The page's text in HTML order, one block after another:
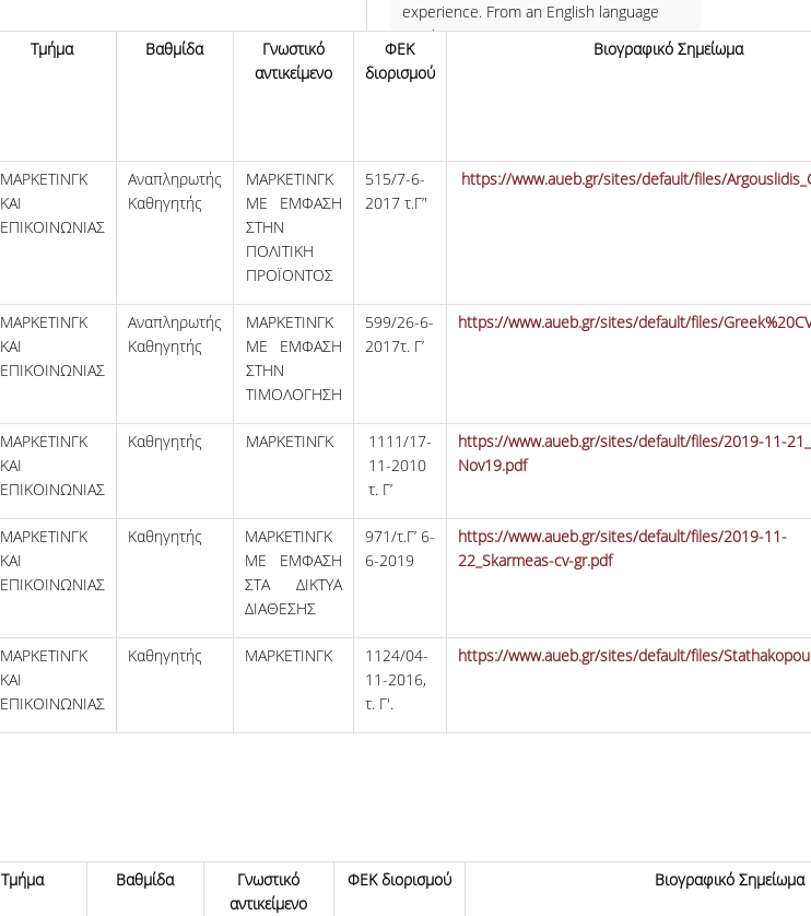
Τμήμα Βαθμίδα
Γνωστικό
αντικείμενο
ΦΕΚ
διορισμού
Βιογραφικό Σημείωμα
ΜΑΡΚΕΤΙΝΓΚ
ΚΑΙ
ΕΠΙΚΟΙΝΩΝΙΑΣ
Αναπληρωτής
Καθηγητής
ΜΑΡΚΕΤΙΝΓΚ
ΜΕ ΕΜΦΑΣΗ
ΣΤΗΝ
ΠΟΛΙΤΙΚΗ
ΠΡΟΪΟΝΤΟΣ
515/7-6-
2017 τ.Γ’'
https://www.aueb.gr/sites/default/files/
ΜΑΡΚΕΤΙΝΓΚ
ΚΑΙ
ΕΠΙΚΟΙΝΩΝΙΑΣ
Αναπληρωτής
Καθηγητής
ΜΑΡΚΕΤΙΝΓΚ
ΜΕ ΕΜΦΑΣΗ
ΣΤΗΝ
ΤΙΜΟΛΟΓΗΣΗ
599/26-6-
2017τ. Γ’
https://www.aueb.gr/sites/default/files/
ΜΑΡΚΕΤΙΝΓΚ
ΚΑΙ
ΕΠΙΚΟΙΝΩΝΙΑΣ
Καθηγητής ΜΑΡΚΕΤΙΝΓΚ
1111/17-
11-2010
τ. Γ’
https://www.aueb.gr/sites/default/files/2019-11-
Nov19.pdf
ΜΑΡΚΕΤΙΝΓΚ
ΚΑΙ
ΕΠΙΚΟΙΝΩΝΙΑΣ
Καθηγητής
ΜΑΡΚΕΤΙΝΓΚ
ΜΕ ΕΜΦΑΣΗ
ΣΤΑ ΔΙΚΤΥΑ
ΔΙΑΘΕΣΗΣ
971/τ.Γ’ 6-
6-2019
https://www.aueb.gr/sites/default/files/2019-11-
22_Skarmeas-cv-gr.pdf
ΜΑΡΚΕΤΙΝΓΚ
ΚΑΙ
ΕΠΙΚΟΙΝΩΝΙΑΣ
Καθηγητής ΜΑΡΚΕΤΙΝΓΚ
1124/04-
11-2016,
τ. Γ'.
https://www.aueb.gr/sites/default/files/
Τμήμα Βαθμίδα
Γνωστικό
αντικείμενο
ΦΕΚ διορισμού Βιογραφικό Σημείωμα
opportunity to enrich my background in
economics by comparing the European
reality and coming up with... more
experience. From an English language
teacher to a Strategy Manager!
business
technology.
View all